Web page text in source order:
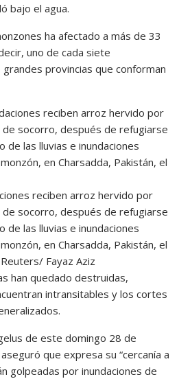
bajo el agua.
ha afectado a más de 33
uno de cada siete
provincias que conforman
reciben arroz hervido por
socorro, después de refugiarse
de las lluvias e inundaciones
en Charsadda, Pakistán, el
Fayaz Aziz
han quedado destruidas,
intransitables y los cortes
de este domingo 28 de
que expresa su “cercanía a
golpeadas por inundaciones de